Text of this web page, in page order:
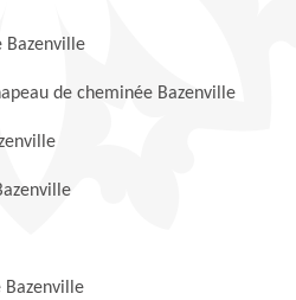
Bazenville
de cheminée Bazenville
Bazenville